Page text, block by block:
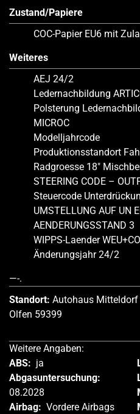
Zustand/Papiere
COC-Papier EU6 mit
Weiteres
AEJ 24/2
Ledernachbildung
Polsterung
MICROC
Modelljahrcode
Produktionsstandort
Radgroesse 18″
STEERING CODE –
Steuercode
UMSTELLUNG AUF UN
AENDERUNGSSTAND 3
WIPPS-Laender
Änderungsjahr 24/2
—-.
Standort: Autohaus Mitteldorf
Olfen 59399
Weitere Angaben:
ABS: ja
Abgasuntersuchung:
08.2028
Airbag: Vordere Airbags